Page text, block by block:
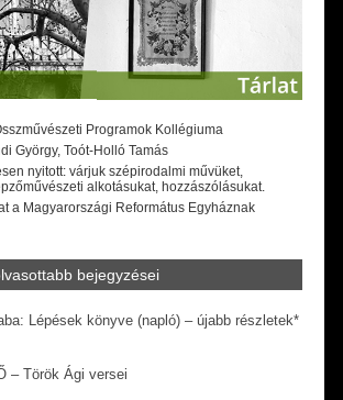
Programok Kollégiuma
György, Toót-Holló Tamás
nyitott: várjuk szépirodalmi művüket,
alkotásukat, hozzászólásukat.
a Magyarországi Református Egyháznak
bejegyzései
Lépések könyve (napló) – újabb részletek*
– Török Ági versei